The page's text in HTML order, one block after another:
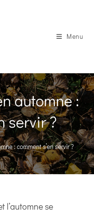
Menu
automne :
servir ?
: comment s’en servir ?
l’automne se